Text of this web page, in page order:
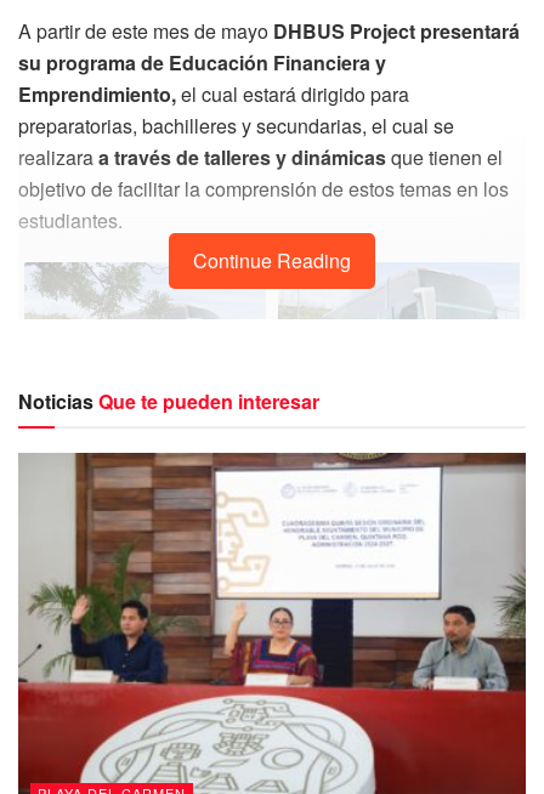
A partir de este mes de mayo DHBUS Project presentará
su programa de Educación Financiera y
Emprendimiento,el cual estará dirigido para
preparatorias, bachilleres y secundarias, el cual se
realizaraa través de talleres y dinámicasque tienen el
objetivo de facilitar la comprensión de estos temas en los
estudiantes.
De igual modo se presentará elMuseo Interactivo Virtual
de Finanzas Personales denominado MUVIFI,
fue desarrollado en colaboración con CITIBANAMEX.
Continue Reading
NoticiasQue te pueden interesar